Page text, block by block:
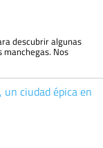
descubrir algunas
Nos
un ciudad épica en